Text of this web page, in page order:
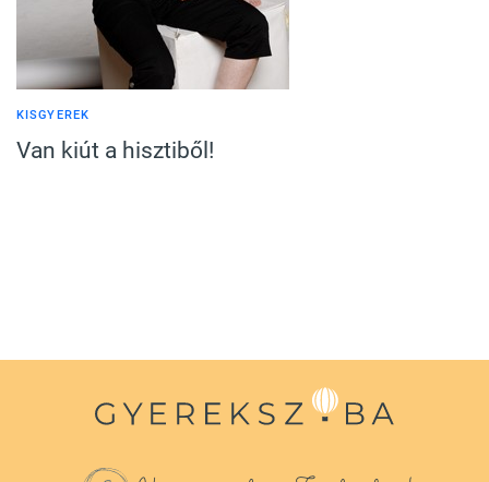
KISGYEREK
Van kiút a hisztiből!